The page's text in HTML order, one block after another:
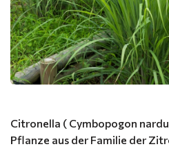
Citronella ( Cymbopogon
Pflanze aus der Familie der